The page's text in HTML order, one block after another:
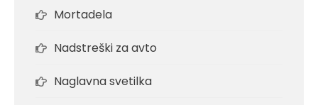
Mortadela
Nadstreški za avto
Naglavna svetilka